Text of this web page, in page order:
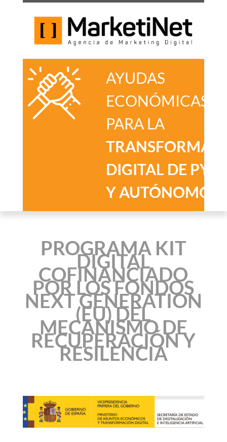
AYUDAS
ECONÓMICAS
PARA LA
DIGITAL DE
Y AUTÓNOMOS
PROGRAMA KIT
DIGITAL
COFINANCIADO
POR LOS FONDOS
NEXT GENERATION
(EU) DEL
MECANISMO DE
RECUPERACIÓN Y
RESILENCIA